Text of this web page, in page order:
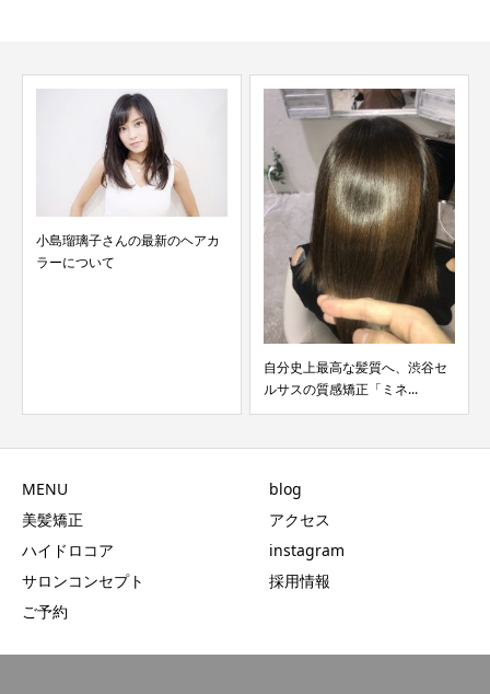
小島瑠璃子さんの最新のヘアカ
ラーについて
自分史上最高な髪質へ、渋谷セ
ルサスの質感矯正「ミネ...
MENU
美髪矯正
ハイドロコア
サロンコンセプト
ご予約
blog
アクセス
instagram
採用情報